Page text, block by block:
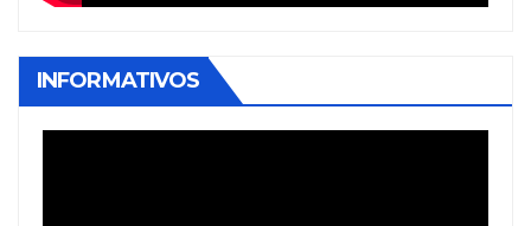
INFORMATIVOS